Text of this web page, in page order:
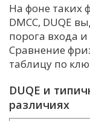
На фоне таких
DMCC, DUQE
порога входа
Сравнение
таблицу по
DUQE и
различиях